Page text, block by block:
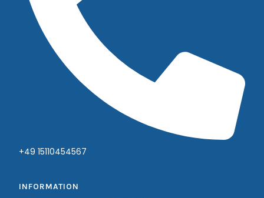
+49 15110454567
INFORMATION